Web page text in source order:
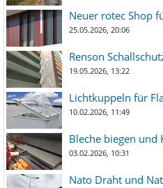
Neuer rotec Shop
25.05.2026, 20:06
Renson
19.05.2026, 13:22
Lichtkuppeln für
10.02.2026, 11:49
Bleche biegen und
03.02.2026, 10:31
Nato Draht und